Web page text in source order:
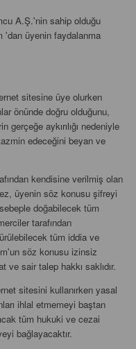
A.Ş.'nin sahip olduğu
'dan üyenin faydalanma
sitesine üye olurken
önünde doğru olduğunu,
aykırılığı nedeniyle
edeceğini beyan ve
kendisine verilmiş olan
üyenin söz konusu şifreyi
doğabilecek tüm
tarafından
tüm iddia ve
söz konusu izinsiz
ve sair talep hakkı saklıdır.
sitesini kullanırken yasal
ihlal etmemeyi baştan
tüm hukuki ve cezai
bağlayacaktır.